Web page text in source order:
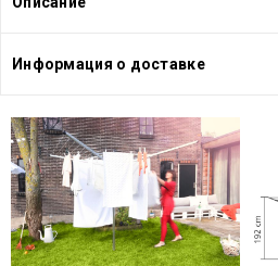
Информация о доставке